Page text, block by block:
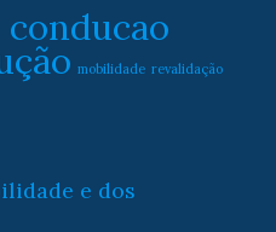
mobilidade revalidação
e dos